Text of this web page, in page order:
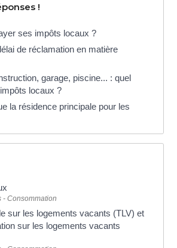
!
ses impôts locaux ?
de réclamation en matière
garage, piscine... : quel
locaux ?
la résidence principale pour les
- Consommation
sur les logements vacants (TLV) et
sur les logements vacants